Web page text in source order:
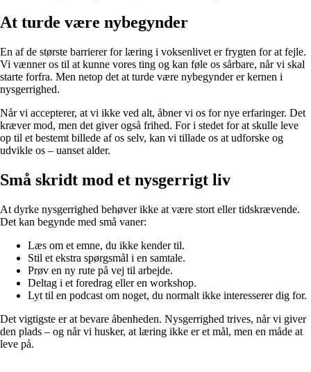
At turde være nybegynder
En af de største barrierer for læring i voksenlivet er frygten for at fejle.
Vi vænner os til at kunne vores ting og kan føle os sårbare, når vi skal
starte forfra. Men netop det at turde være nybegynder er kernen i
nysgerrighed.
Når vi accepterer, at vi ikke ved alt, åbner vi os for nye erfaringer. Det
kræver mod, men det giver også frihed. For i stedet for at skulle leve
op til et bestemt billede af os selv, kan vi tillade os at udforske og
udvikle os – uanset alder.
Små skridt mod et nysgerrigt liv
At dyrke nysgerrighed behøver ikke at være stort eller tidskrævende.
Det kan begynde med små vaner:
Læs om et emne, du ikke kender til.
Stil et ekstra spørgsmål i en samtale.
Prøv en ny rute på vej til arbejde.
Deltag i et foredrag eller en workshop.
Lyt til en podcast om noget, du normalt ikke interesserer dig for.
Det vigtigste er at bevare åbenheden. Nysgerrighed trives, når vi giver
den plads – og når vi husker, at læring ikke er et mål, men en måde at
leve på.